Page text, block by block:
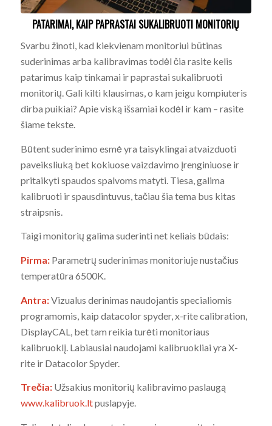
PATARIMAI, KAIP PAPRASTAI SUKALIBRUOTI MONITORIŲ
Svarbu žinoti, kad kiekvienam monitoriui būtinas
suderinimas arba kalibravimas todėl čia rasite kelis
patarimus kaip tinkamai ir paprastai sukalibruoti
monitorių. Gali kilti klausimas, o kam jeigu kompiuteris
dirba puikiai? Apie viską išsamiai kodėl ir kam – rasite
šiame tekste.
Būtent suderinimo esmė yra taisyklingai atvaizduoti
paveiksliuką bet kokiuose vaizdavimo įrenginiuose ir
pritaikyti spaudos spalvoms matyti. Tiesa, galima
kalibruoti ir spausdintuvus, tačiau šia tema bus kitas
straipsnis.
Taigi monitorių galima suderinti net keliais būdais:
Pirma: Parametrų suderinimas monitoriuje nustačius
temperatūra 6500K.
Antra:Vizualus derinimas naudojantis specialiomis
programomis, kaip datacolor spyder, x-rite calibration,
DisplayCAL, bet tam reikia turėti monitoriaus
kalibruoklį. Labiausiai naudojami kalibruokliai yra X-
rite ir Datacolor Spyder.
Trečia:Užsakius monitorių kalibravimo paslaugą
www.kalibruok.ltpuslapyje.